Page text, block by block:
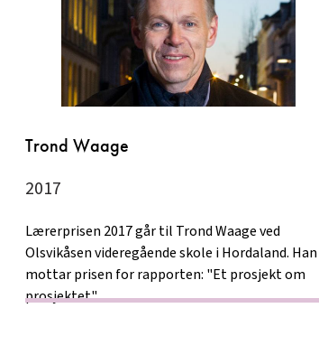
Trond Waage
2017
Lærerprisen 2017 går til Trond Waage ved
Olsvikåsen videregående skole i Hordaland. Han
mottar prisen for rapporten: "Et prosjekt om
prosjektet"